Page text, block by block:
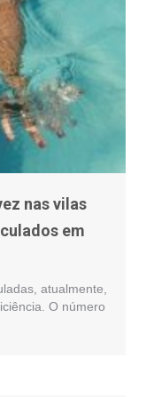
nas vilas
em
atualmente,
O número